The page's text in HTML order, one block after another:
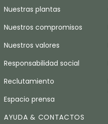
Nuestras plantas
Nuestros compromisos
Nuestros valores
Responsabilidad social
Reclutamiento
Espacio prensa
AYUDA & CONTACTOS